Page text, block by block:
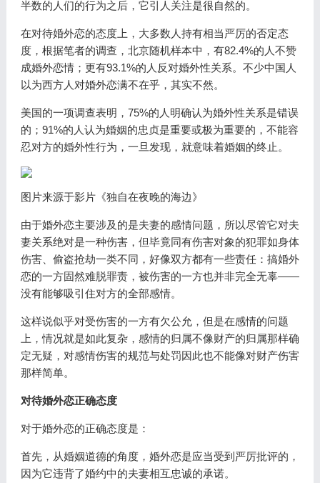
半数的人们的行为之后，它引人关注是很自然的。
在对待婚外恋的态度上，大多数人持有相当严厉的否定态
度，根据笔者的调查，北京随机样本中，有82.4%的人不赞
成婚外恋情；更有93.1%的人反对婚外性关系。不少中国人
以为西方人对婚外恋满不在乎，其实不然。
美国的一项调查表明，75%的人明确认为婚外性关系是错误
的；91%的人认为婚姻的忠贞是重要或极为重要的，不能容
忍对方的婚外性行为，一旦发现，就意味着婚姻的终止。
图片来源于影片《独自在夜晚的海边》
由于婚外恋主要涉及的是夫妻的感情问题，所以尽管它对夫
妻关系绝对是一种伤害，但毕竟同有伤害对象的犯罪如身体
伤害、偷盗抢劫一类不同，好像双方都有一些责任：搞婚外
恋的一方固然难脱罪责，被伤害的一方也并非完全无辜——
没有能够吸引住对方的全部感情。
这样说似乎对受伤害的一方有欠公允，但是在感情的问题
上，情况就是如此复杂，感情的归属不像财产的归属那样确
定无疑，对感情伤害的规范与处罚因此也不能像对财产伤害
那样简单。
对待婚外恋正确态度
对于婚外恋的正确态度是：
首先，从婚姻道德的角度，婚外恋是应当受到严厉批评的，
因为它违背了婚约中的夫妻相互忠诚的承诺。